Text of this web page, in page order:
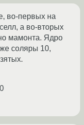
во-первых на
а во-вторых
мамонта. Ядро
соляры 10,